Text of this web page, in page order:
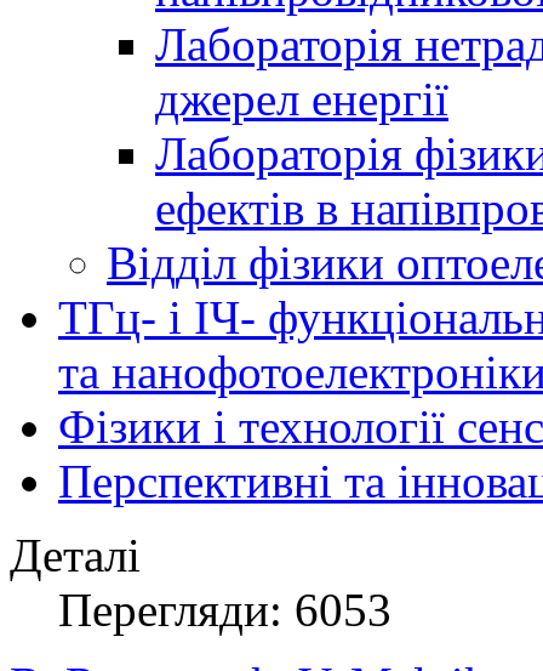
Лабораторія
джерел енергії
Лабораторія
ефектів в
Відділ фізики
ТГц- і ІЧ-
та
Фізики і технології
Перспективні та
Деталі
Перегляди: 6053